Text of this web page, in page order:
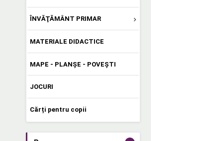
ÎNVĂŢĂMÂNT PRIMAR
MATERIALE DIDACTICE
MAPE - PLANȘE - POVEȘTI
JOCURI
Cărți pentru copii